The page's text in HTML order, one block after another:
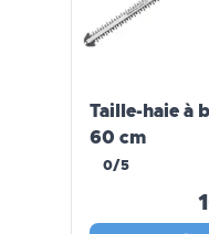
Taille-haie à
60 cm
0/5